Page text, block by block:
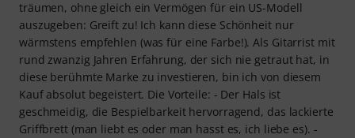
träumen, ohne gleich ein Vermögen für ein US-Modell
auszugeben: Greift zu! Ich kann diese Schönheit nur
wärmstens empfehlen (was für eine Farbe!). Als Gitarrist mit
rund zwanzig Jahren Erfahrung, der sich nie getraut hat, in
diese berühmte Marke zu investieren, bin ich von diesem
Kauf absolut begeistert. Die Vorteile: - Der Hals ist
geschmeidig, die Bespielbarkeit hervorragend, das lackierte
Griffbrett (man liebt es oder man hasst es, ich liebe es). -